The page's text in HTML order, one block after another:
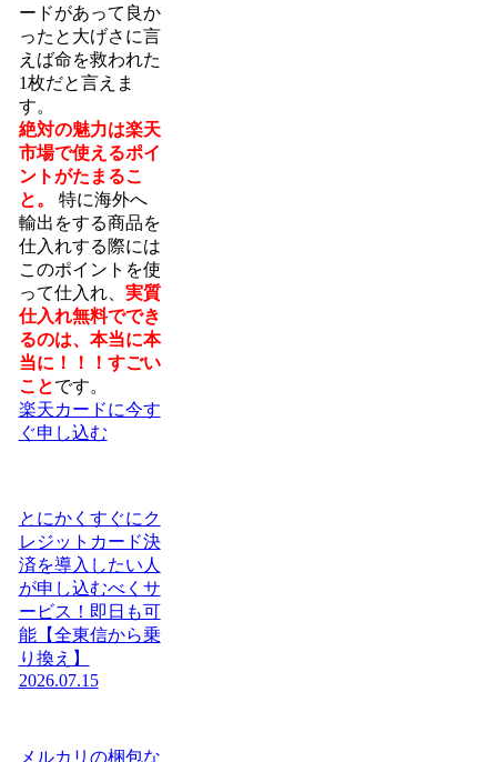
ードがあって良か
ったと大げさに言
えば命を救われた
1枚だと言えま
す。
絶対の魅力は楽天
市場で使えるポイ
ントがたまるこ
と。
特に海外へ
輸出をする商品を
仕入れする際には
このポイントを使
って仕入れ、 実質
仕入れ無料ででき
るのは、本当に本
当に！！！すごい
ことです。
楽天カードに今す
ぐ申し込む
とにかくすぐにク
レジットカード決
済を導入したい人
が申し込むべくサ
ービス！即日も可
能【全東信から乗
り換え】
2026.07.15
メルカリの梱包な